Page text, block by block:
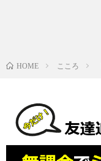
HOME こころ